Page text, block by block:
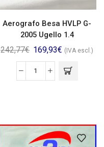
Aerografo Besa HVLP G-
2005 Ugello 1.4
242,77€ 169,93€ (IVA escl.)